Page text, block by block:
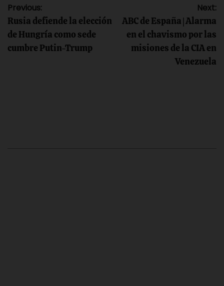
Navegación
de
entradas
Previous:
Rusia defiende la elección
de Hungría como sede
cumbre Putin-Trump
Next:
ABC de España | Alarma
en el chavismo por las
misiones de la CIA en
Venezuela